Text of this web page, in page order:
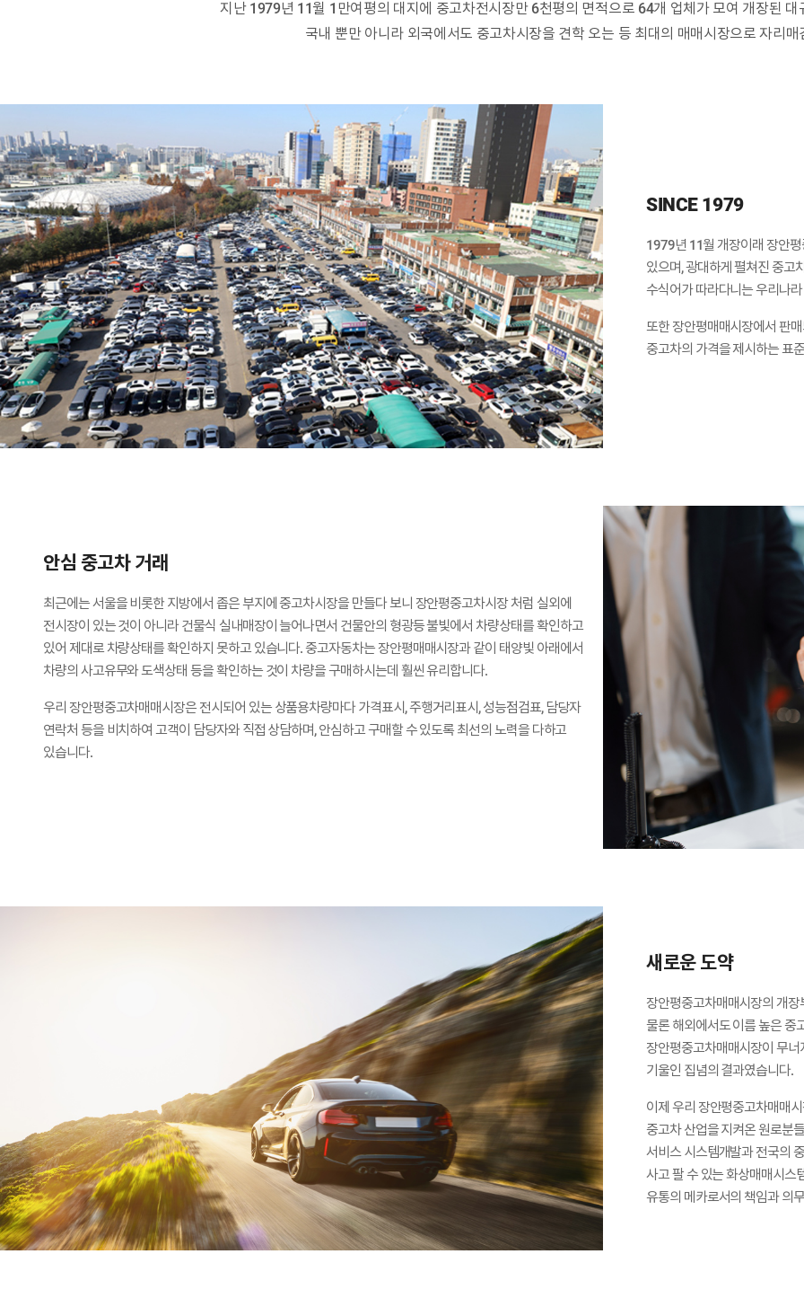
지난 1979년 11월 1만여평의 대지에 중고차전시장만 6천평의 면적으로 64개 업체가 모여 개장된 대
국내 뿐만 아니라 외국에서도 중고차시장을 견학 오는 등 최대의 매매시장으로 자리매
SINCE 1979
1979년 11월 개장이래 장안
있으며, 광대하게 펼쳐진 중고
수식어가 따라다니는 우리나
또한 장안평매매시장에서 판
중고차의 가격을 제시하는 표
안심 중고차 거래
최근에는 서울을 비롯한 지방에서 좁은 부지에 중고차시장을 만들다 보니 장안평중고차시장 처럼 실외에
전시장이 있는 것이 아니라 건물식 실내매장이 늘어나면서 건물안의 형광등 불빛에서 차량상태를 확인하고
있어 제대로 차량상태를 확인하지 못하고 있습니다. 중고자동차는 장안평매매시장과 같이 태양빛 아래에서
차량의 사고유무와 도색상태 등을 확인하는 것이 차량을 구매하시는데 훨씬 유리합니다.
우리 장안평중고차매매시장은 전시되어 있는 상품용차량마다 가격표시, 주행거리표시, 성능점검표, 담당자
연락처 등을 비치하여 고객이 담당자와 직접 상담하며, 안심하고 구매할 수 있도록 최선의 노력을 다하고
있습니다.
새로운 도약
장안평중고차매매시장의 개
물론 해외에서도 이름 높은 중
장안평중고차매매시장이 무너
기울인 집념의 결과였습니다.
이제 우리 장안평중고차매매
중고차 산업을 지켜온 원로분
서비스 시스템개발과 전국의
사고 팔 수 있는 화상매매시스
유통의 메카로서의 책임과 의